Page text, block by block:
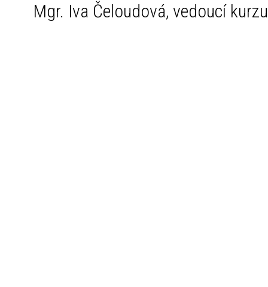
Mgr. Iva Čeloudová, vedoucí